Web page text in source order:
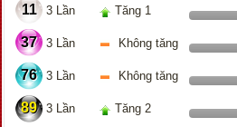
11 3 Lần Tăng 1
37 3 Lần Không tăng
76 3 Lần Không tăng
89 3 Lần Tăng 2